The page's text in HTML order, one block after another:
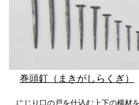
巻頭釘（まきがしらくぎ）
にじり口の戸を仕込む上下の横材